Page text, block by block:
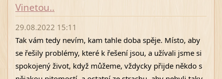
Vinetou..
29.08.2022 15:11
Tak vám tedy nevím, kam tahle doba spěje. Místo, aby
se řešily problémy, které k řešení jsou, a užívali jsme si
spokojený život, když můžeme, vždycky přijde někdo s